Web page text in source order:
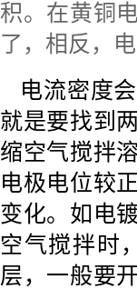
积。在黄铜
了，相反，
电流密度
就是要找到
缩空气搅拌
电极电位较
变化。如电
空气搅拌时
层， 一般要